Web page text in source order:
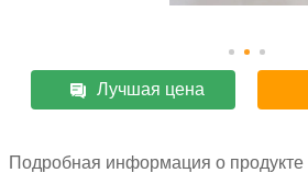
Лучшая цена
Подробная информация о продукте